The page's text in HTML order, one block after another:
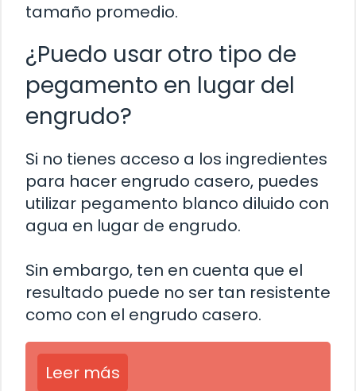
tamaño promedio.
¿Puedo usar otro tipo de
pegamento en lugar del
engrudo?
Si no tienes acceso a los ingredientes
para hacer engrudo casero, puedes
utilizar pegamento blanco diluido con
agua en lugar de engrudo.
Sin embargo, ten en cuenta que el
resultado puede no ser tan resistente
como con el engrudo casero.
Leer más